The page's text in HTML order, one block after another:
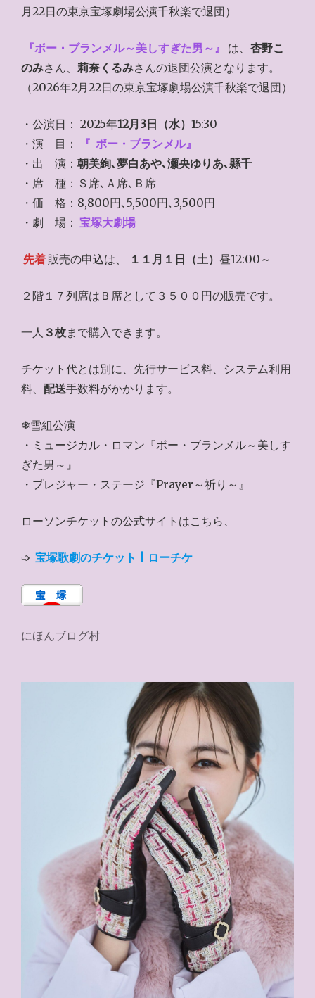
月22日の東京宝塚劇場公演千秋楽で退団）
『ボー・ブランメル～美しすぎた男～』 は、杏野こ
のみさん、 莉奈くるみさんの退団公演となります。
（2026年2月22日の東京宝塚劇場公演千秋楽で退団）
・公演日： 2025年12月3日（水） 15:30
・演 目：
『 ボー・ブランメル』
・出 演： 朝美絢､夢白あや､瀬央ゆりあ､縣千
・席 種：Ｓ席､Ａ席､Ｂ席
・価 格：8,800円､5,500円､3,500円
・劇 場： 宝塚大劇場
先着 販売の申込は、 １１月１日（土） 昼12:00～
２階１７列席はＢ席として３５００円の販売です。
一人 ３枚まで購入できます。
チケット代とは別に、先行サービス料、システム利用
料、 配送手数料がかかります。
❄雪組公演
・ミュージカル・ロマン『ボー・ブランメル～美しす
ぎた男～』
・プレジャー・ステージ『Prayer～祈り～』
ローソンチケットの公式サイトはこちら、
➩ 宝塚歌劇のチケット | ローチケ
にほんブログ村